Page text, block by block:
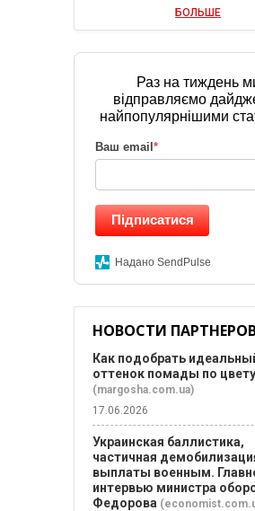
главной целью
БОЛЬШЕ
Раз на тиждень
відправляємо
найпопулярнішими
Ваш email *
Підписатися
Надано SendPulse
НОВОСТИ
Как подобрать
оттенок помады по
(margosha.com.ua)
17.06.2026
Украинская баллистика,
частичная
выплаты военным.
интервью министра
Федорова